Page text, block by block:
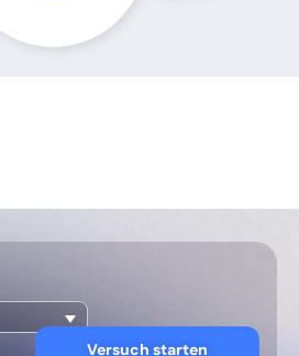
Versuch starten